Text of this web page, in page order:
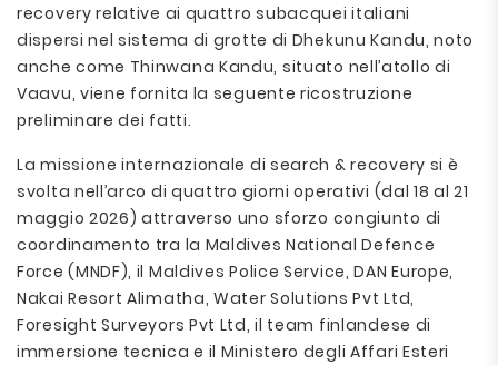
recovery relative ai quattro subacquei italiani
dispersi nel sistema di grotte di Dhekunu Kandu, noto
anche come Thinwana Kandu, situato nell’atollo di
Vaavu, viene fornita la seguente ricostruzione
preliminare dei fatti.
La missione internazionale di search & recovery si è
svolta nell’arco di quattro giorni operativi (dal 18 al 21
maggio 2026) attraverso uno sforzo congiunto di
coordinamento tra la Maldives National Defence
Force (MNDF), il Maldives Police Service, DAN Europe,
Nakai Resort Alimatha, Water Solutions Pvt Ltd,
Foresight Surveyors Pvt Ltd, il team finlandese di
immersione tecnica e il Ministero degli Affari Esteri